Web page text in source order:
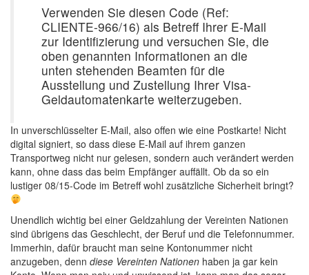
Verwenden Sie diesen Code (Ref:
CLIENTE-966/16) als Betreff Ihrer E-Mail
zur Identifizierung und versuchen Sie, die
oben genannten Informationen an die
unten stehenden Beamten für die
Ausstellung und Zustellung Ihrer Visa-
Geldautomatenkarte weiterzugeben.
In unverschlüsselter E-Mail, also offen wie eine Postkarte! Nicht
digital signiert, so dass diese E-Mail auf ihrem ganzen
Transportweg nicht nur gelesen, sondern auch verändert werden
kann, ohne dass das beim Empfänger auffällt. Ob da so ein
lustiger 08/15-Code im Betreff wohl zusätzliche Sicherheit bringt?
Unendlich wichtig bei einer Geldzahlung der Vereinten Nationen
sind übrigens das Geschlecht, der Beruf und die Telefonnummer.
Immerhin, dafür braucht man seine Kontonummer nicht
anzugeben, denn diese Vereinten Nationen haben ja gar kein